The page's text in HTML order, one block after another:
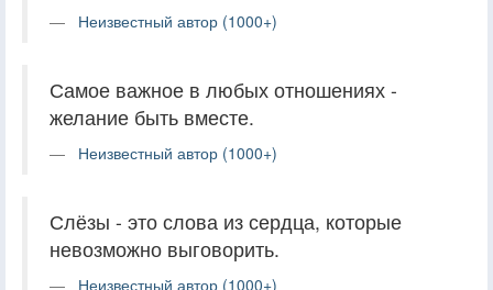
Неизвестный автор (1000+)
Самое важное в любых отношениях -
желание быть вместе.
Неизвестный автор (1000+)
Слёзы - это слова из сердца, которые
невозможно выговорить.
Неизвестный автор (1000+)